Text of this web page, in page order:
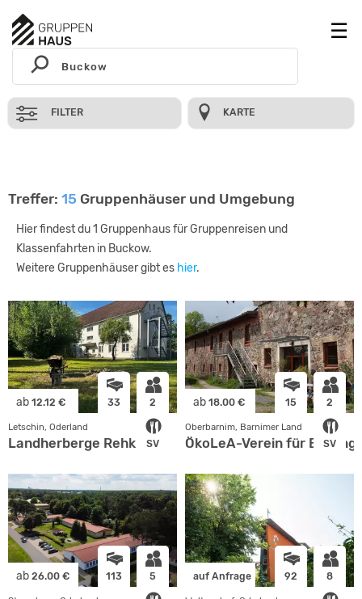
FILTER KARTE
Treffer: 15 Gruppenhäuser und Umgebung
Hier findest du 1 Gruppenhaus für Gruppenreisen und
Klassenfahrten in Buckow.
Weitere Gruppenhäuser gibt es hier.
ab 12.12 € 33 2
SV
Letschin, Oderland
Landherberge Rehkitz
ab 18.00 € 15 2
SV
Oberbarnim, Barnimer Land
ÖkoLeA-Verein für Bildung
ab 26.00 € 113 5 auf Anfrage 92 8